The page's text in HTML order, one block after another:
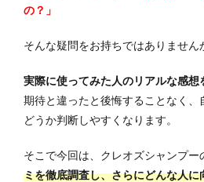
の？」
そんな疑問をお持ちではありません
実際に使ってみた人のリアルな感想
期待と違ったと後悔することなく
どうか判断しやすくなります。
そこで今回は、クレオズシャンプー
ミを徹底調査し、さらにどんな人